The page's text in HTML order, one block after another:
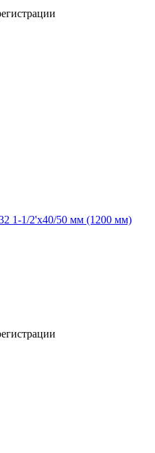
1-1/2'х40/50 мм (1200 мм)